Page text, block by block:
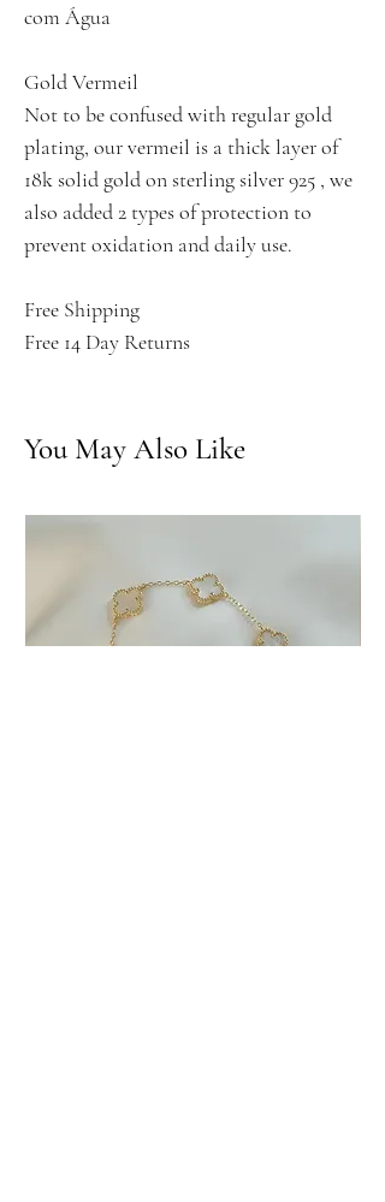
com Água
Gold Vermeil
Not to be confused with regular gold
plating, our vermeil is a thick layer of
18k solid gold on sterling silver 925 , we
also added 2 types of protection to
prevent oxidation and daily use.
Free Shipping
Free 14 Day Returns
You May Also Like